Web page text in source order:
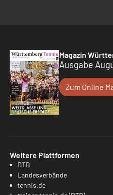
Magazin
Ausgabe
Zum Online
Weitere Plattformen
DTB
Landesverbände
tennis.de